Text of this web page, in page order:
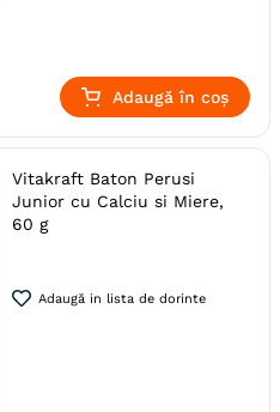
Pasari
Vitakraft
Adaugă în coș
Vitakraft Baton Perusi
Junior cu Calciu si Miere,
60 g
Adaugă in lista de dorinte